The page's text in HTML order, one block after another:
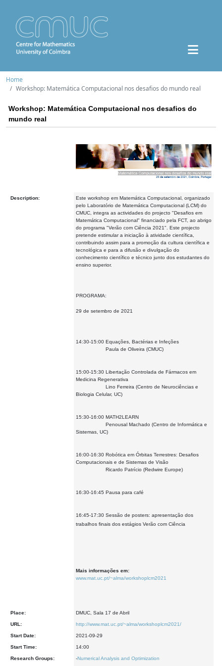
Home
Workshop: Matemática Computacional nos desafios do mundo real
Workshop: Matemática Computacional nos desafios do
mundo real
Description:
Este workshop em Matemática Computacional, organizado
pelo Laboratório de Matemática Computacional (LCM) do
CMUC, integra as actividades do projecto "Desafios em
Matemática Computacional" financiado pela FCT, ao abrigo
do programa "Verão com Ciência 2021". Este projecto
pretende estimular a iniciação à atividade científica,
contribuindo assim para a promoção da cultura científica e
tecnológica e para a difusão e divulgação do
conhecimento científico e técnico junto dos estudantes do
ensino superior.
PROGRAMA:
29 de setembro de 2021
14:30-15:00 Equações, Bactérias e Infeções
Paula de Oliveira (CMUC)
15:00-15:30 Libertação Controlada de Fármacos em
Medicina Regenerativa
Lino Ferreira (Centro de Neurociências e
Biologia Celular, UC)
15:30-16:00 MATH2LEARN
Penousal Machado (Centro de Informática e
Sistemas, UC)
16:00-16:30 Robótica em Órbitas Terrestres: Desafios
Computacionais e de Sistemas de Visão
Ricardo Patrício (Redwire Europe)
16:30-16:45 Pausa para café
16:45-17:30 Sessão de posters: apresentação dos
trabalhos finais dos estágios Verão com Ciência
Mais informações em:
www.mat.uc.pt/~alma/workshoplcm2021
Place: DMUC, Sala 17 de Abril
URL: http://www.mat.uc.pt/~alma/workshoplcm2021/
Start Date: 2021-09-29
Start Time: 14:00
Research Groups: -Numerical Analysis and Optimization